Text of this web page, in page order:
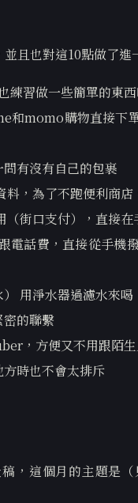
且也對這10點做了進
練習做一些簡單的東
和momo購物直接下
有沒有自己的包裹
料，為了不跑便利商
（街口支付），直接
電話費，直接從手機
） 用淨水器過濾水來喝
的聯繫
，方便又不用跟陌
時也不會太排斥
，這個月的主題是